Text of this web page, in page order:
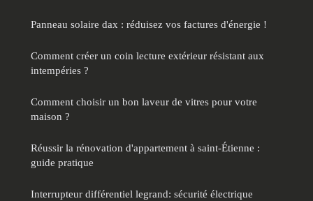
Panneau solaire dax : réduisez vos factures d'énergie !
Comment créer un coin lecture extérieur résistant aux
intempéries ?
Comment choisir un bon laveur de vitres pour votre
maison ?
Réussir la rénovation d'appartement à saint-Étienne :
guide pratique
Interrupteur différentiel legrand: sécurité électrique